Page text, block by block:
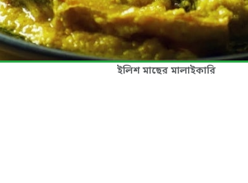
ইলিশ মাছের মালাইকারি